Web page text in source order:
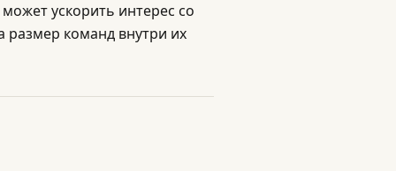
ускорить интерес со
размер команд внутри их